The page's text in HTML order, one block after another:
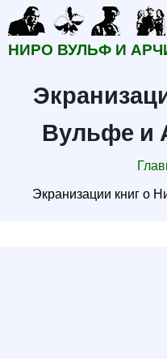
Перейти
основному
НИРО ВУЛЬФ И
Вульфе и
Экранизации книг о